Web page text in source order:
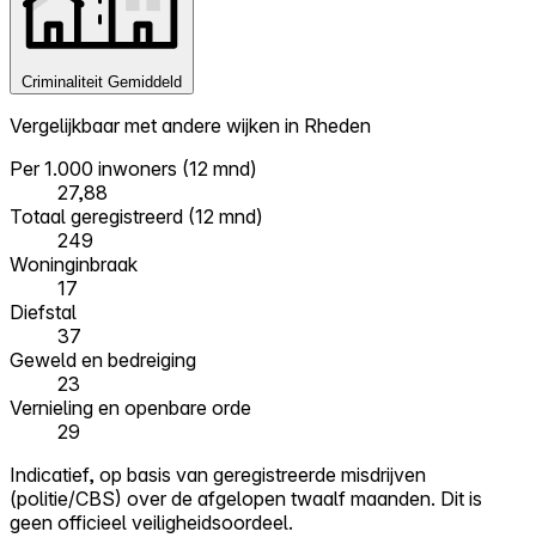
Criminaliteit Gemiddeld
Vergelijkbaar met andere wijken in Rheden
Per 1.000 inwoners (12 mnd)
27,88
Totaal geregistreerd (12 mnd)
249
Woninginbraak
17
Diefstal
37
Geweld en bedreiging
23
Vernieling en openbare orde
29
Indicatief, op basis van geregistreerde misdrijven
(politie/CBS) over de afgelopen twaalf maanden. Dit is
geen officieel veiligheidsoordeel.